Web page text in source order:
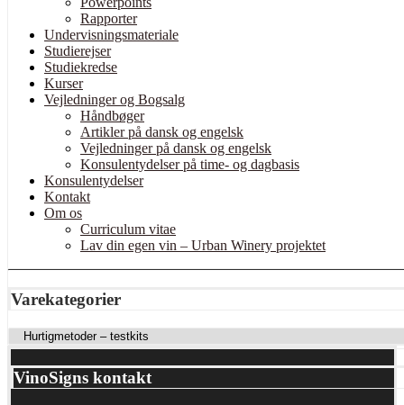
Rapporter
Undervisningsmateriale
Studierejser
Studiekredse
Kurser
Vejledninger og Bogsalg
Håndbøger
Artikler på dansk og engelsk
Vejledninger på dansk og engelsk
Konsulentydelser på time- og dagbasis
Konsulentydelser
Kontakt
Om os
Curriculum vitae
Lav din egen vin – Urban Winery projektet
Varekategorier
VinoSigns kontakt